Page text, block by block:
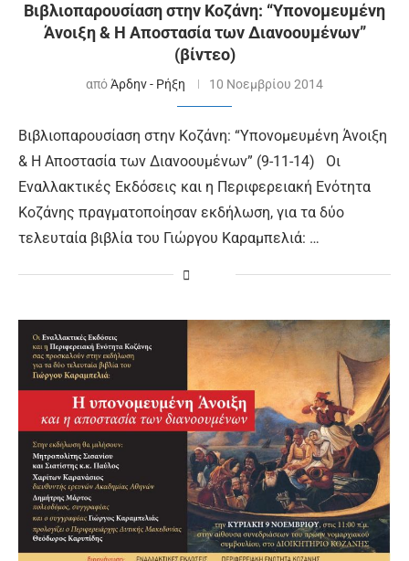
Βιβλιοπαρουσίαση στην Κοζάνη: “Υπονομευμένη
Άνοιξη & Η Αποστασία των Διανοουμένων”
(βίντεο)
απόΆρδην - Ρήξη 10 Νοεμβρίου 2014
Βιβλιοπαρουσίαση στην Κοζάνη: “Υπονομευμένη Άνοιξη
& Η Αποστασία των Διανοουμένων” (9-11-14) Οι
Εναλλακτικές Εκδόσεις και η Περιφερειακή Ενότητα
Κοζάνης πραγματοποίησαν εκδήλωση, για τα δύο
τελευταία βιβλία του Γιώργου Καραμπελιά: …